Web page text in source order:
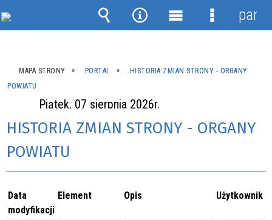
Piątek, 07 sierpnia 2026r.
MAPA STRONY PORTAL
HISTORIA ZMIAN STRONY - ORGANY
POWIATU
HISTORIA ZMIAN STRONY - ORGANY
POWIATU
Data
modyfikacji
Element Opis Użytkownik
Wyszukiwarka
Narzędzia
Menu Menu
panel